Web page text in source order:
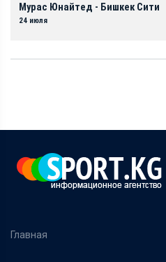
Мурас Юнайтед - Бишкек Сити
24 июля
Главная